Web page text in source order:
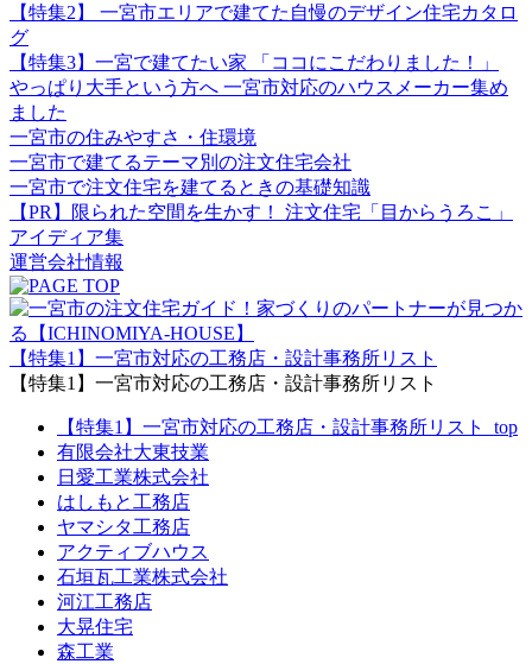
【特集2】 一宮市エリアで建てた自慢のデザイン住宅カタロ
グ
【特集3】一宮で建てたい家 「ココにこだわりました！」
やっぱり大手という方へ 一宮市対応のハウスメーカー集め
ました
一宮市の住みやすさ・住環境
一宮市で建てるテーマ別の注文住宅会社
一宮市で注文住宅を建てるときの基礎知識
【PR】限られた空間を生かす！ 注文住宅「目からうろこ」
アイディア集
運営会社情報
【特集1】一宮市対応の工務店・設計事務所リスト
【特集1】一宮市対応の工務店・設計事務所リスト
【特集1】一宮市対応の工務店・設計事務所リスト_top
有限会社大東技業
日愛工業株式会社
はしもと工務店
ヤマシタ工務店
アクティブハウス
石垣瓦工業株式会社
河江工務店
大晃住宅
森工業